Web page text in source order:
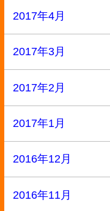
2015年5月
2015年4月
2015年3月
2015年2月
2014年12月